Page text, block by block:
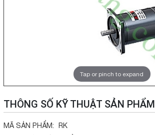
Tap or pinch to expand
THÔNG SỐ KỸ THUẬT SẢN PHẨM
MÃ SẢN PHẨM:
RK